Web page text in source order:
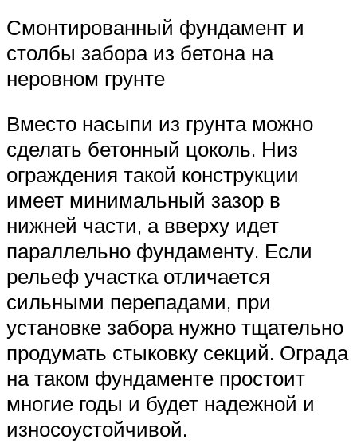
Смонтированный фундамент и
столбы забора из бетона на
неровном грунте
Вместо насыпи из грунта можно
сделать бетонный цоколь. Низ
ограждения такой конструкции
имеет минимальный зазор в
нижней части, а вверху идет
параллельно фундаменту. Если
рельеф участка отличается
сильными перепадами, при
установке забора нужно тщательно
продумать стыковку секций. Ограда
на таком фундаменте простоит
многие годы и будет надежной и
износоустойчивой.